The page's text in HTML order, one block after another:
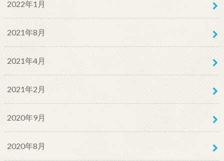
2022年1月
2021年8月
2021年4月
2021年2月
2020年9月
2020年8月